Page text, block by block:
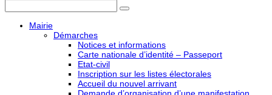
Mairie
Démarches
Notices et informations
Carte nationale d’identité – Passeport
Etat-civil
Inscription sur les listes électorales
Accueil du nouvel arrivant